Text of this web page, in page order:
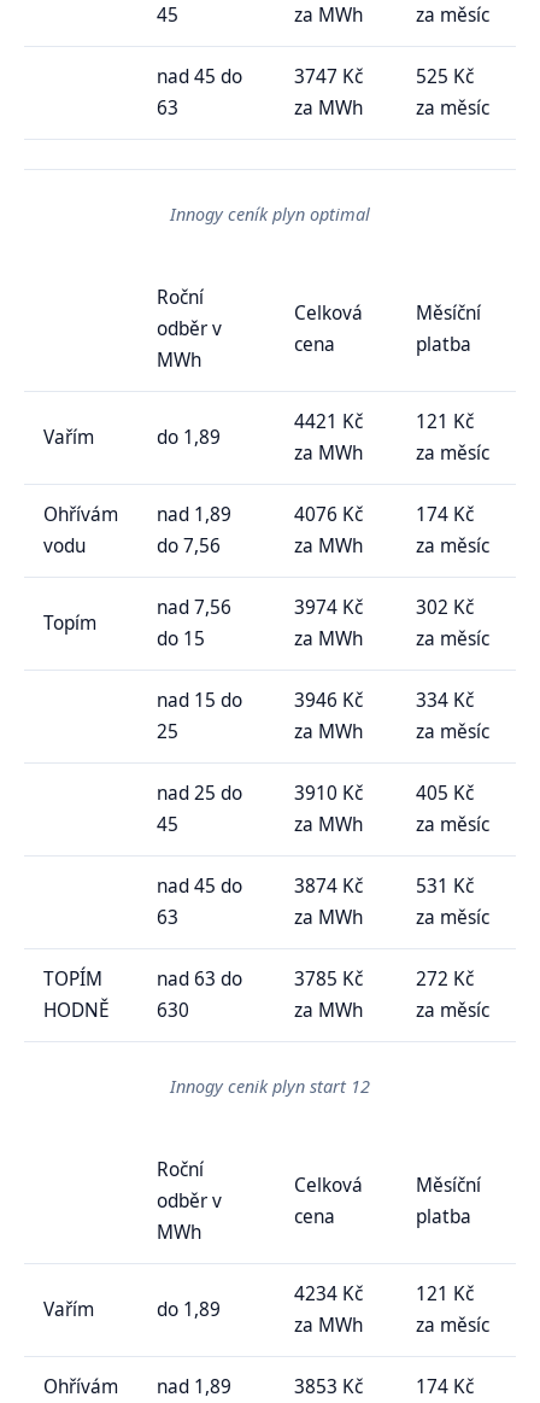
45
za MWh
za měsíc
nad 45 do
63
3747 Kč
za MWh
525 Kč
za měsíc
Innogy ceník plyn optimal
Roční
odběr v
MWh
Celková
cena
Měsíční
platba
Vařím do 1,89
4421 Kč
za MWh
121 Kč
za měsíc
Ohřívám
vodu
nad 1,89
do 7,56
4076 Kč
za MWh
174 Kč
za měsíc
Topím
nad 7,56
do 15
3974 Kč
za MWh
302 Kč
za měsíc
nad 15 do
25
3946 Kč
za MWh
334 Kč
za měsíc
nad 25 do
45
3910 Kč
za MWh
405 Kč
za měsíc
nad 45 do
63
3874 Kč
za MWh
531 Kč
za měsíc
TOPÍM
HODNĚ
nad 63 do
630
3785 Kč
za MWh
272 Kč
za měsíc
Innogy cenik plyn start 12
Roční
odběr v
MWh
Celková
cena
Měsíční
platba
Vařím do 1,89
4234 Kč
za MWh
121 Kč
za měsíc
Ohřívám nad 1,89 3853 Kč 174 Kč